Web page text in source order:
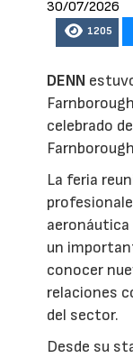
30/07/2026
1205
DENN
celebrado
La feria
un
conocer
relaciones
del sector.
Desde su